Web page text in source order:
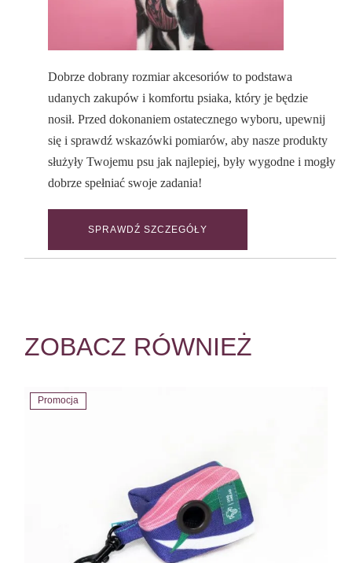
Dobrze dobrany rozmiar akcesoriów to podstawa
udanych zakupów i komfortu psiaka, który je będzie
nosił. Przed dokonaniem ostatecznego wyboru, upewnij
się i sprawdź wskazówki pomiarów, aby nasze produkty
służyły Twojemu psu jak najlepiej, były wygodne i mogły
dobrze spełniać swoje zadania!
SPRAWDŹ SZCZEGÓŁY
ZOBACZ RÓWNIEŻ
Promocja